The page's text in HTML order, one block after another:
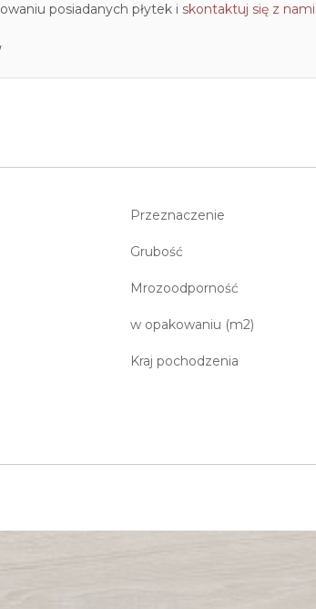
posiadanych płytek i skontaktuj się z nami
Przeznaczenie
Grubość
Mrozoodporność
w opakowaniu (m2)
Kraj pochodzenia